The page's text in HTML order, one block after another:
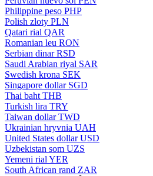
Philippine peso PHP
Polish zloty PLN
Qatari rial QAR
Romanian leu RON
Serbian dinar RSD
Saudi Arabian riyal SAR
Swedish krona SEK
Singapore dollar SGD
Thai baht THB
Turkish lira TRY
Taiwan dollar TWD
Ukrainian hryvnia UAH
United States dollar USD
Uzbekistan som UZS
Yemeni rial YER
South African rand ZAR